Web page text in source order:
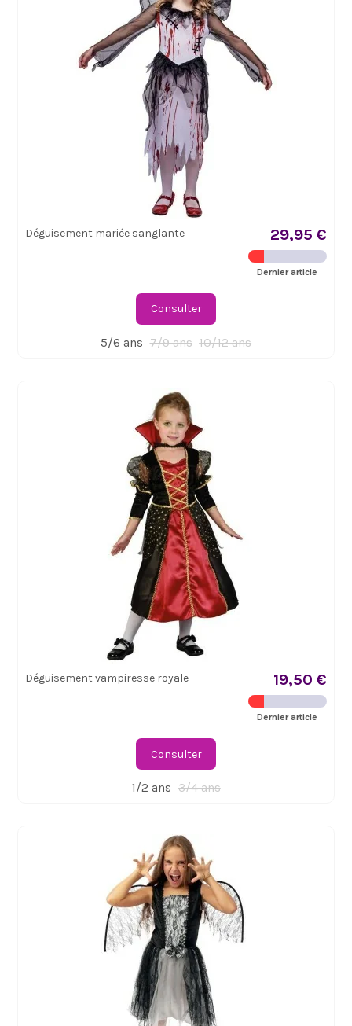
Déguisement mariée sanglante 29,95 €
Dernier article
Consulter
5/6 ans 7/9 ans 10/12 ans
Déguisement vampiresse royale 19,50 €
Dernier article
Consulter
1/2 ans 3/4 ans